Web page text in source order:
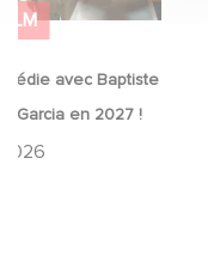
FILM
avec Baptiste
Garcia en 2027 !